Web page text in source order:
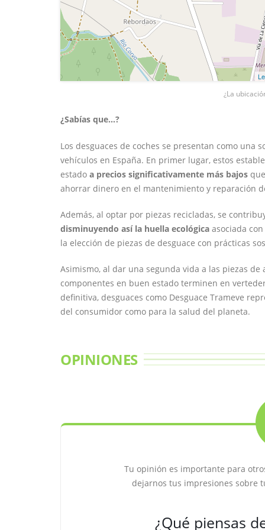
¿La
¿Sabías que...?
Los desguaces de coches se presentan como una
vehículos en España. En primer lugar, estos
estado a precios significativamente más bajos
ahorrar dinero en el mantenimiento y reparación
Además, al optar por piezas recicladas, se
disminuyendo así la huella ecológica asociada
la elección de piezas de desguace con prácticas
Asimismo, al dar una segunda vida a las piezas de
componentes en buen estado terminen en
definitiva, desguaces como Desguace Trameve
del consumidor como para la salud del planeta.
OPINIONES
Tu opinión es importante para
dejarnos tus impresiones sobre
¿Qué piensas